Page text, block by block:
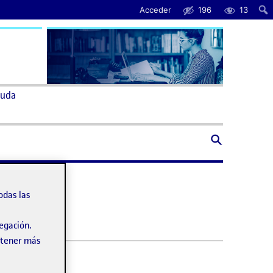
Acceder 196 13
las
más